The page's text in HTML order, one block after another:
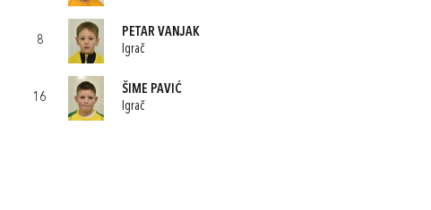
8
PETAR VANJAK
Igrač
16
ŠIME PAVIĆ
Igrač